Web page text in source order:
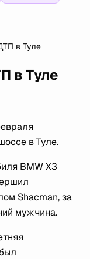
в Туле
в Туле
в Туле.
BMW X3
Shacman, за
мужчина.